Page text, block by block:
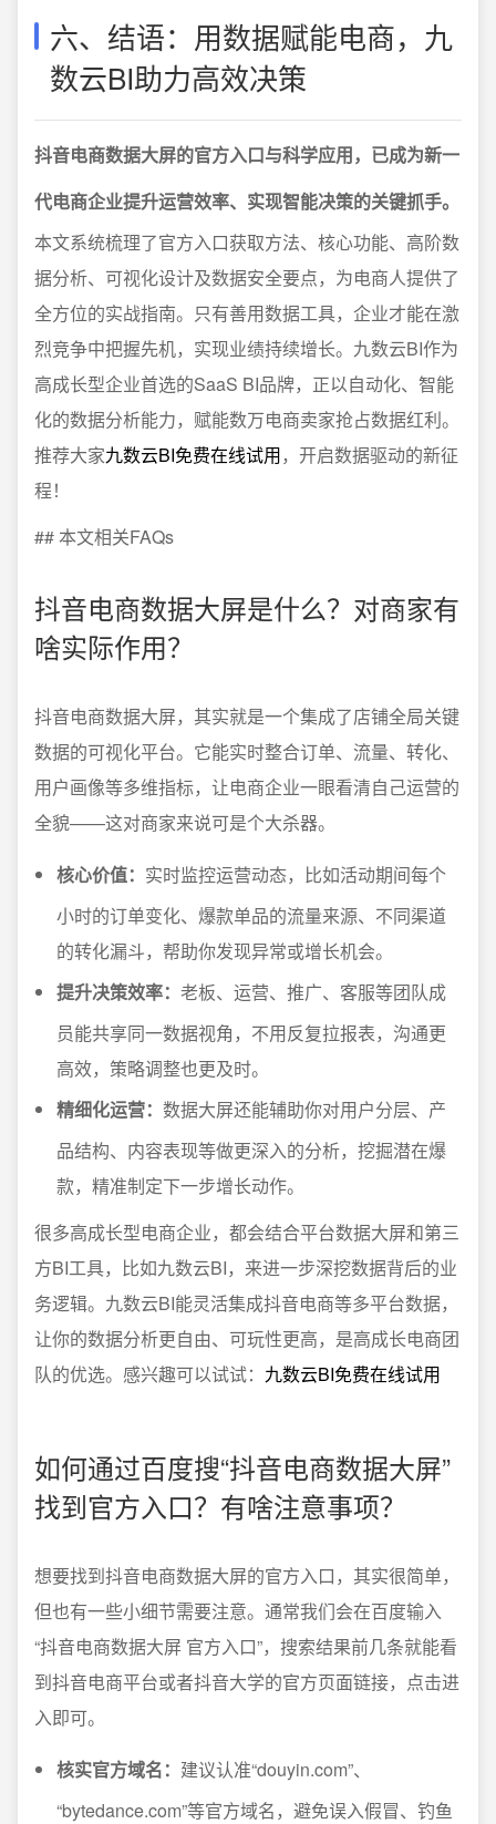
六、结语：用数据赋能电商，九
数云BI助力高效决策
抖音电商数据大屏的官方入口与科学应用，已成为新一
代电商企业提升运营效率、实现智能决策的关键抓手。
本文系统梳理了官方入口获取方法、核心功能、高阶数
据分析、可视化设计及数据安全要点，为电商人提供了
全方位的实战指南。只有善用数据工具，企业才能在激
烈竞争中把握先机，实现业绩持续增长。九数云BI作为
高成长型企业首选的SaaS BI品牌，正以自动化、智能
化的数据分析能力，赋能数万电商卖家抢占数据红利。
推荐大家九数云BI免费在线试用，开启数据驱动的新征
程！
## 本文相关FAQs
抖音电商数据大屏是什么？对商家有
啥实际作用？
抖音电商数据大屏，其实就是一个集成了店铺全局关键
数据的可视化平台。它能实时整合订单、流量、转化、
用户画像等多维指标，让电商企业一眼看清自己运营的
全貌——这对商家来说可是个大杀器。
核心价值： 实时监控运营动态，比如活动期间每个
小时的订单变化、爆款单品的流量来源、不同渠道
的转化漏斗，帮助你发现异常或增长机会。
提升决策效率： 老板、运营、推广、客服等团队成
员能共享同一数据视角，不用反复拉报表，沟通更
高效，策略调整也更及时。
精细化运营： 数据大屏还能辅助你对用户分层、产
品结构、内容表现等做更深入的分析，挖掘潜在爆
款，精准制定下一步增长动作。
很多高成长型电商企业，都会结合平台数据大屏和第三
方BI工具，比如九数云BI，来进一步深挖数据背后的业
务逻辑。九数云BI能灵活集成抖音电商等多平台数据，
让你的数据分析更自由、可玩性更高，是高成长电商团
队的优选。感兴趣可以试试： 九数云BI免费在线试用
如何通过百度搜“抖音电商数据大屏”
找到官方入口？有啥注意事项？
想要找到抖音电商数据大屏的官方入口，其实很简单，
但也有一些小细节需要注意。通常我们会在百度输入
“抖音电商数据大屏 官方入口”，搜索结果前几条就能看
到抖音电商平台或者抖音大学的官方页面链接，点击进
入即可。
核实官方域名： 建议认准“douyin.com”、
“bytedance.com”等官方域名，避免误入假冒、钓鱼